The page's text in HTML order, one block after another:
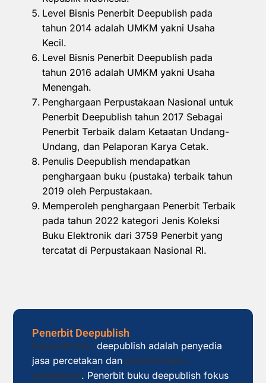
Level Bisnis Penerbit Deepublish pada
tahun 2014 adalah UMKM yakni Usaha
Kecil.
Level Bisnis Penerbit Deepublish pada
tahun 2016 adalah UMKM yakni Usaha
Menengah.
Penghargaan Perpustakaan Nasional untuk
Penerbit Deepublish tahun 2017 Sebagai
Penerbit Terbaik dalam Ketaatan Undang-
Undang, dan Pelaporan Karya Cetak.
Penulis Deepublish mendapatkan
penghargaan buku (pustaka) terbaik tahun
2019 oleh Perpustakaan.
Memperoleh penghargaan Penerbit Terbaik
pada tahun 2022 kategori Jenis Koleksi
Buku Elektronik dari 3759 Penerbit yang
tercatat di Perpustakaan Nasional RI.
Penerbit Deepublish
Penerbit buku deepublish adalah penyedia
jasa percetakan dan penerbit buku
pendidikan. Penerbit buku deepublish fokus